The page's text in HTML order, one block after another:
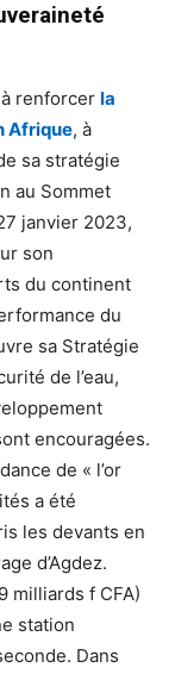
renforcer la
Afrique, à
sa stratégie
au Sommet
janvier 2023,
son
du continent
du
sa Stratégie
de l’eau,
encouragées.
de « l’or
a été
les devants en
d’Agdez.
milliards f CFA)
station
Dans